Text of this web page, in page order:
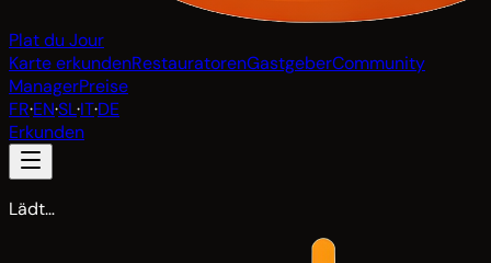
Plat du Jour
Karte erkundenRestauratorenGastgeberCommunity
ManagerPreise
FR·EN·SL·IT·DE
Erkunden
Lädt…